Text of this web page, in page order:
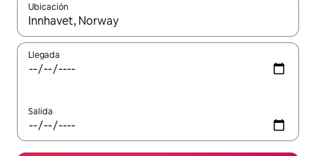
Ubicación
Cuando los resultados estén disponibles, podrás navegar
Llegada
Salida